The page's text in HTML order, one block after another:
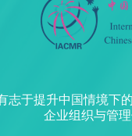
于提升中国情境
企业组织与管